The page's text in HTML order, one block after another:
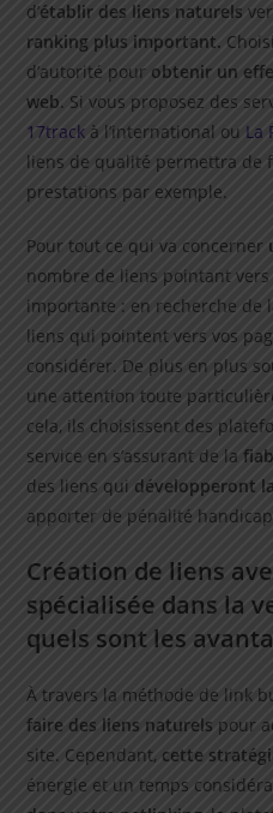
d’établir des liens naturels
ranking plus important.
d’autorité pour obtenir un
web. Si vous proposez des
17track à l’international ou La
liens de qualité permettra de
prestations par exemple.
Pour tout ce qui va concerner
nombre de liens pointant
importante : en recherche de
liens qui pointent vers vos
considérer. De plus en plus
une attention toute
cela, ils choisissent des
service en s’assurant de la
des liens qui développeront
apporter de pénalité
Création de liens
spécialisée dans la
quels sont les
À travers la méthode de link
faire des liens naturels pour
site. Cependant, cette
énergie et un temps